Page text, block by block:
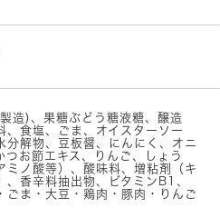
造)、果糖ぶどう糖液糖、醸造
、食塩、ごま、オイスターソー
分解物、豆板醤、にんにく、オニ
つお節エキス、りんご、しょう
ノ酸等）、酸味料、増粘剤（キ
、香辛料抽出物、ビタミンB1、
ごま・大豆・鶏肉・豚肉・りんご